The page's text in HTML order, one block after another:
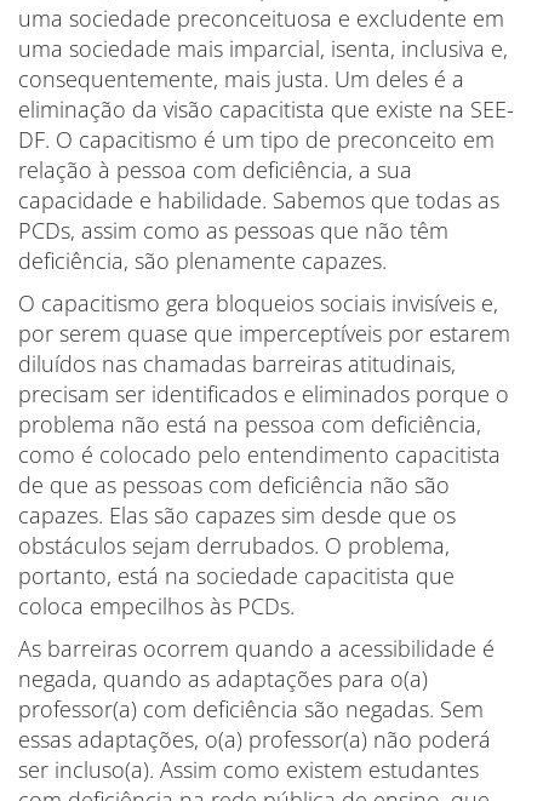
uma sociedade preconceituosa e excludente em
uma sociedade mais imparcial, isenta, inclusiva e,
consequentemente, mais justa. Um deles é a
eliminação da visão capacitista que existe na SEE-
DF. O capacitismo é um tipo de preconceito em
relação à pessoa com deficiência, a sua
capacidade e habilidade. Sabemos que todas as
PCDs, assim como as pessoas que não têm
deficiência, são plenamente capazes.
O capacitismo gera bloqueios sociais invisíveis e,
por serem quase que imperceptíveis por estarem
diluídos nas chamadas barreiras atitudinais,
precisam ser identificados e eliminados porque o
problema não está na pessoa com deficiência,
como é colocado pelo entendimento capacitista
de que as pessoas com deficiência não são
capazes. Elas são capazes sim desde que os
obstáculos sejam derrubados. O problema,
portanto, está na sociedade capacitista que
coloca empecilhos às PCDs.
As barreiras ocorrem quando a acessibilidade é
negada, quando as adaptações para o(a)
professor(a) com deficiência são negadas. Sem
essas adaptações, o(a) professor(a) não poderá
ser incluso(a). Assim como existem estudantes